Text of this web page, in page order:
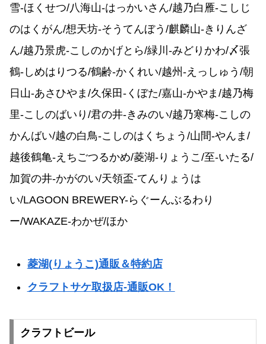
雪-ほくせつ/八海山-はっかいさん/越乃白雁-こしじ
のはくがん/想天坊-そうてんぼう/麒麟山-きりんざ
ん/越乃景虎-こしのかげとら/緑川-みどりかわ/〆張
鶴-しめはりつる/鶴齢-かくれい/越州-えっしゅう/朝
日山-あさひやま/久保田-くぼた/嘉山-かやま/越乃梅
里-こしのばいり/君の井-きみのい/越乃寒梅-こしの
かんばい/越の白鳥-こしのはくちょう/山間-やんま/
越後鶴亀-えちごつるかめ/菱湖-りょうこ/至-いたる/
加賀の井-かがのい/天領盃-てんりょうは
い/LAGOON BREWERY-らぐーんぶるわり
ー/WAKAZE-わかぜ/ほか
菱湖(りょうこ)通販＆特約店
クラフトサケ取扱店‐通販OK！
クラフトビール